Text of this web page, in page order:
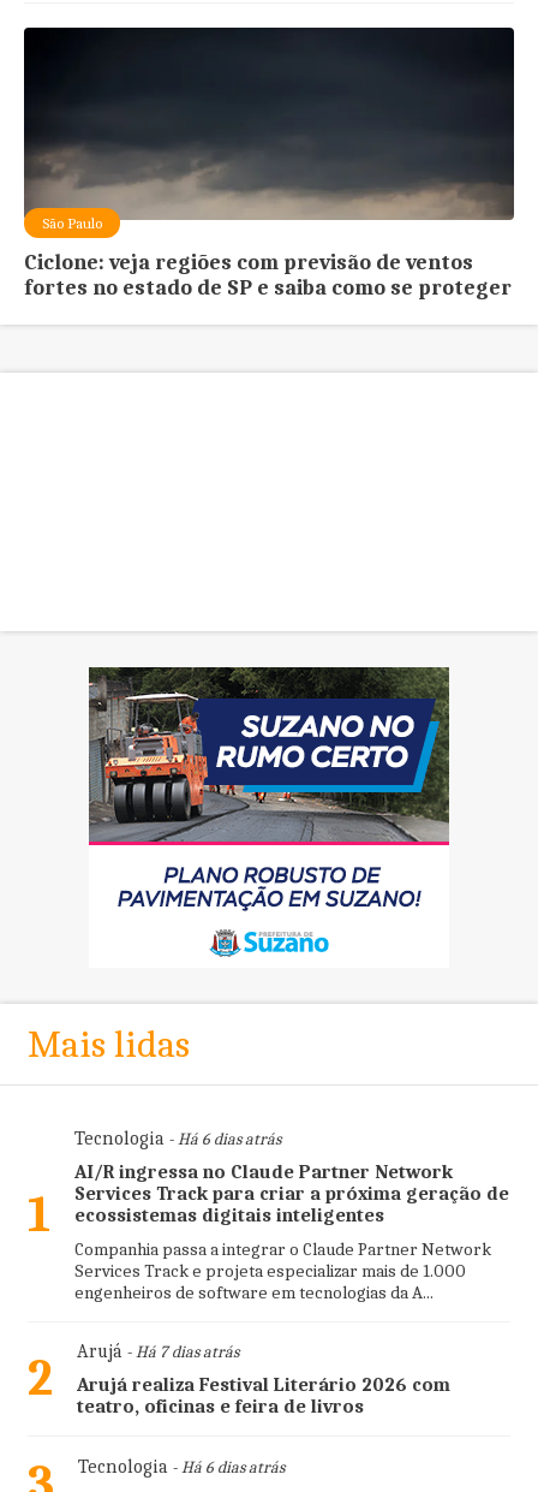
São Paulo
Ciclone: veja regiões com previsão de ventos
fortes no estado de SP e saiba como se proteger
Mais lidas
1
Tecnologia- Há 6 dias atrás
AI/R ingressa no Claude Partner Network
Services Track para criar a próxima geração de
ecossistemas digitais inteligentes
Companhia passa a integrar o Claude Partner Network
Services Track e projeta especializar mais de 1.000
engenheiros de software em tecnologias da A...
2 Arujá- Há 7 dias atrás
Arujá realiza Festival Literário 2026 com
teatro, oficinas e feira de livros
Tecnologia- Há 6 dias atrás